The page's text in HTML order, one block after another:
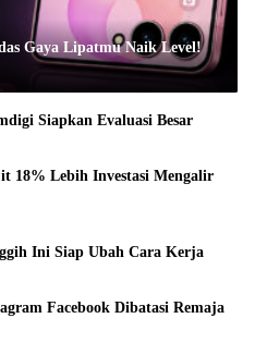
Gaya Lipatmu Naik Level!
Siapkan Evaluasi Besar
18% Lebih Investasi Mengalir
Ini Siap Ubah Cara Kerja
Facebook Dibatasi Remaja